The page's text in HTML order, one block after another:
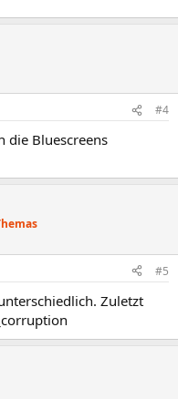
#4
die Bluescreens
#5
Zuletzt